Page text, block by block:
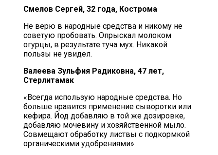
Смелов Сергей, 32 года, Кострома
Не верю в народные средства и никому не
советую пробовать. Опрыскал молоком
огурцы, в результате туча мух. Никакой
пользы не увидел.
Валеева Зульфия Радиковна, 47 лет,
Стерлитамак
«Всегда использую народные средства. Но
больше нравится применение сыворотки или
кефира. Йод добавляю в той же дозировке,
добавляю мочевину и хозяйственной мыло.
Совмещают обработку листвы с подкормкой
органическими удобрениями».